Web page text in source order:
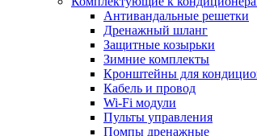
Антивандальные решетки
Дренажный шланг
Защитные козырьки
Зимние комплекты
Кронштейны для
Кабель и провод
Wi-Fi модули
Пульты управления
Помпы дренажные